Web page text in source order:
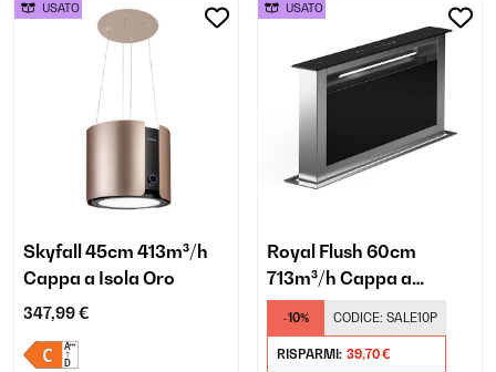
Skyfall 45cm 413m³/h
Cappa a Isola Oro
347,99 €
USATO
Royal Flush 60cm
713m³/h Cappa a
Scomparsa Nero
-10% CODICE: SALE10P
RISPARMI: 39,70 €
USATO